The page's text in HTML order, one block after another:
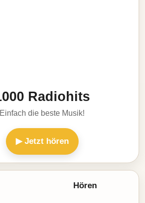
Radiohits
Einfach die beste Musik!
▶ Jetzt hören
Hören